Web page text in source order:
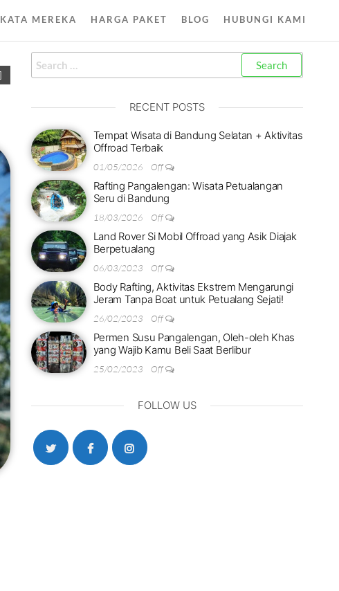
KATA MEREKA HARGA PAKET BLOG HUBUNGI KAMI
RECENT POSTS
Tempat Wisata di Bandung Selatan + Aktivitas
Offroad Terbaik
01/05/2026 Off
Rafting Pangalengan: Wisata Petualangan
Seru di Bandung
18/03/2026 Off
Land Rover Si Mobil Offroad yang Asik Diajak
Berpetualang
06/03/2023 Off
Body Rafting, Aktivitas Ekstrem Mengarungi
Jeram Tanpa Boat untuk Petualang Sejati!
26/02/2023 Off
Permen Susu Pangalengan, Oleh-oleh Khas
yang Wajib Kamu Beli Saat Berlibur
25/02/2023 Off
FOLLOW US